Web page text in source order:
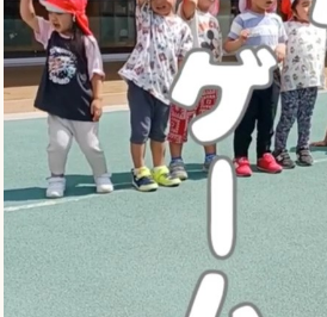
会社概要
投資家情報
Language